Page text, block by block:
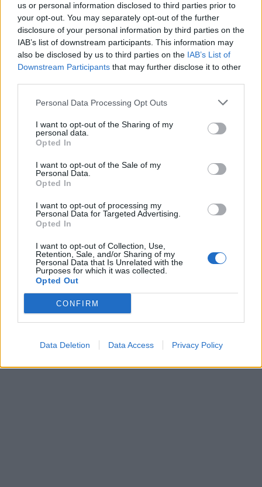
us or personal information disclosed to third parties prior to
your opt-out. You may separately opt-out of the further
disclosure of your personal information by third parties on the
IAB’s list of downstream participants. This information may
also be disclosed by us to third parties on the IAB’s List of
Downstream Participants that may further disclose it to other
Personal Data Processing Opt Outs
I want to opt-out of the Sharing of my
personal data.
Opted In
I want to opt-out of the Sale of my
Personal Data.
Opted In
I want to opt-out of processing my
Personal Data for Targeted Advertising.
Opted In
I want to opt-out of Collection, Use,
Retention, Sale, and/or Sharing of my
Personal Data that Is Unrelated with the
Purposes for which it was collected.
Opted Out
CONFIRM
Data Deletion Data Access Privacy Policy